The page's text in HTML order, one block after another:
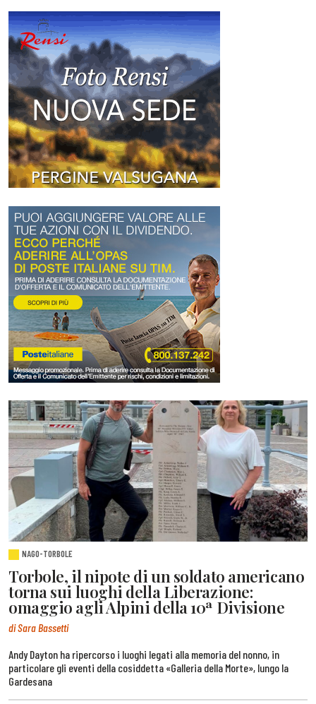
NAGO-TORBOLE
Torbole, il nipote di un soldato americano
torna sui luoghi della Liberazione:
omaggio agli Alpini della 10ª Divisione
di Sara Bassetti
Andy Dayton ha ripercorso i luoghi legati alla memoria del nonno, in
particolare gli eventi della cosiddetta «Galleria della Morte», lungo la
Gardesana